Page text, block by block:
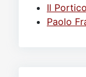
Il
Paolo